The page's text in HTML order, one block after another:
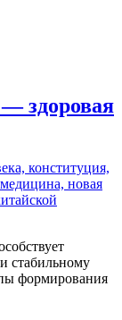
здоровая
стабильному
формирования